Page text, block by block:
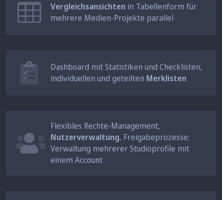
Vergleichsansichten in Tabellenform für
mehrere Medien-Projekte parallel
Dashboard mit Statistiken und Checklisten,
individuellen und geteilten Merklisten
Flexibles Rechte-Management,
Nutzerverwaltung, Freigabeprozesse;
Verwaltung mehrerer Studioprofile mit
einem Account